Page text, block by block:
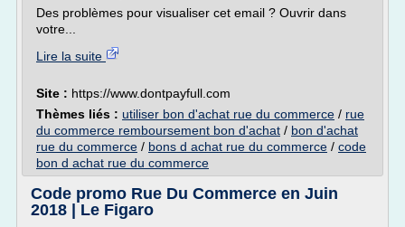
Des problèmes pour visualiser cet email ? Ouvrir dans
votre...
Lire la suite
Site : https://www.dontpayfull.com
Thèmes liés : utiliser bon d'achat rue du commerce / rue
du commerce remboursement bon d'achat / bon d'achat
rue du commerce / bons d achat rue du commerce / code
bon d achat rue du commerce
Code promo Rue Du Commerce en Juin
2018 | Le Figaro